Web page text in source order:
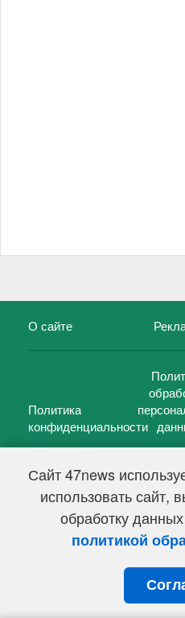
Сайт 47news
использовать сайт,
обработку
политикой
О сайте
Политика
конфиденциальности
47 новостей (47 news)2005 —
Свидетельство о регистрации
Федеральной службой по
информационных технологий и